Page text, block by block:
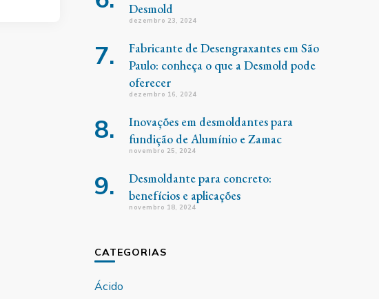
Desmold
dezembro 23, 2024
Fabricante de Desengraxantes em São
Paulo: conheça o que a Desmold pode
oferecer
dezembro 16, 2024
Inovações em desmoldantes para
fundição de Alumínio e Zamac
novembro 25, 2024
Desmoldante para concreto:
benefícios e aplicações
novembro 18, 2024
CATEGORIAS
Ácido